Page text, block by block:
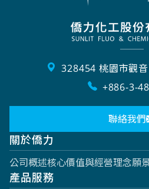
328454 桃園市觀
+886-3-
聯絡我們
關於僑力
公司概述核心價值與經營理念願
產品服務